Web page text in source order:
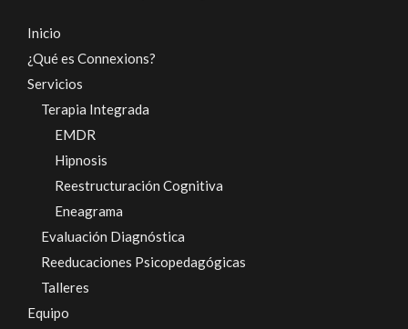
Inicio
¿Qué es Connexions?
Servicios
Terapia Integrada
EMDR
Hipnosis
Reestructuración Cognitiva
Eneagrama
Evaluación Diagnóstica
Reeducaciones Psicopedagógicas
Talleres
Equipo